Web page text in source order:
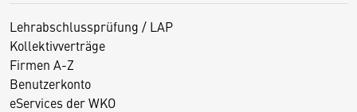
Lehrabschlussprüfung / LAP
Kollektivverträge
Firmen A-Z
Benutzerkonto
eServices der WKO